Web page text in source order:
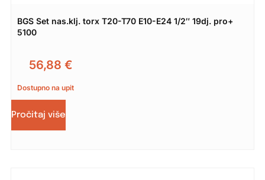
BGS Set nas.klj. torx T20-T70 E10-E24 1/2″ 19dj. pro+
5100
56,88 €
Dostupno na upit
Pročitaj više